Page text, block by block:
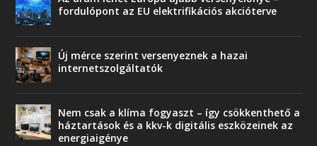
fordulópont az EU elektrifikációs akcióterve
Új mérce szerint versenyeznek a hazai
internetszolgáltatók
Nem csak a klíma fogyaszt – így csökkenthető a
háztartások és a kkv-k digitális eszközeinek az
energiaigénye